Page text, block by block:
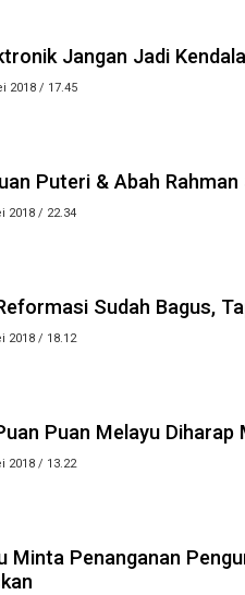
Jangan Jadi
2018 / 17.45
Puteri & Abah
2018 / 22.34
Sudah Bagus,
2018 / 18.12
Puan Melayu
2018 / 13.22
Minta Penanganan